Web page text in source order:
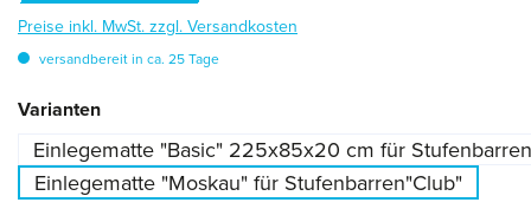
Preise inkl. MwSt. zzgl. Versandkosten
versandbereit in ca. 25 Tage
Variantenauswählen
Einlegematte "Basic" 225x85x20 cm für
Einlegematte "Moskau" für Stufenbarren"Club"